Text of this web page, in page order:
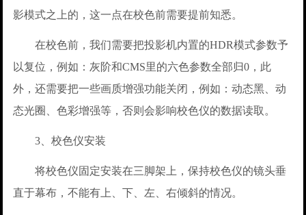
影模式之上的，这一点在校色前需要提前知悉。
在校色前，我们需要把投影机内置的HDR模式参数予
以复位，例如：灰阶和CMS里的六色参数全部归0，此
外，还需要把一些画质增强功能关闭，例如：动态黑、动
态光圈、色彩增强等，否则会影响校色仪的数据读取。
3、校色仪安装
将校色仪固定安装在三脚架上，保持校色仪的镜头垂
直于幕布，不能有上、下、左、右倾斜的情况。